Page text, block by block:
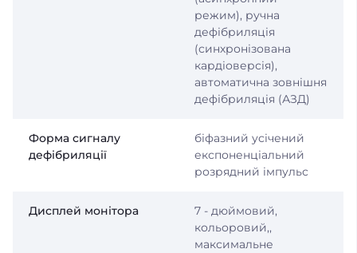
режим), ручна
дефібриляція
(синхронізована
кардіоверсія),
автоматична зовнішня
дефібриляція (АЗД)
Форма сигналу
дефібриляції
біфазний усічений
експоненціальний
розрядний імпульс
Дисплей монітора
7 - дюймовий,
кольоровий,,
максимальне